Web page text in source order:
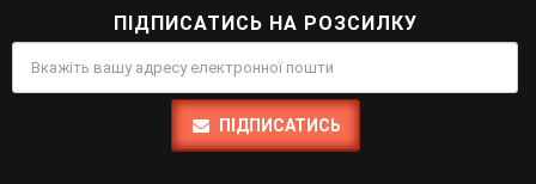
ПІДПИСАТИСЬ НА РОЗСИЛКУ
ПІДПИСАТИСЬ